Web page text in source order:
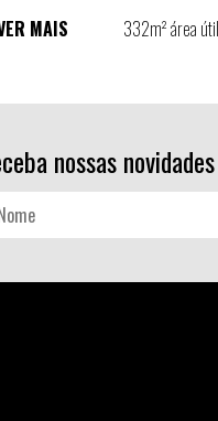
MAIS 332m² área útil
nossas novidades